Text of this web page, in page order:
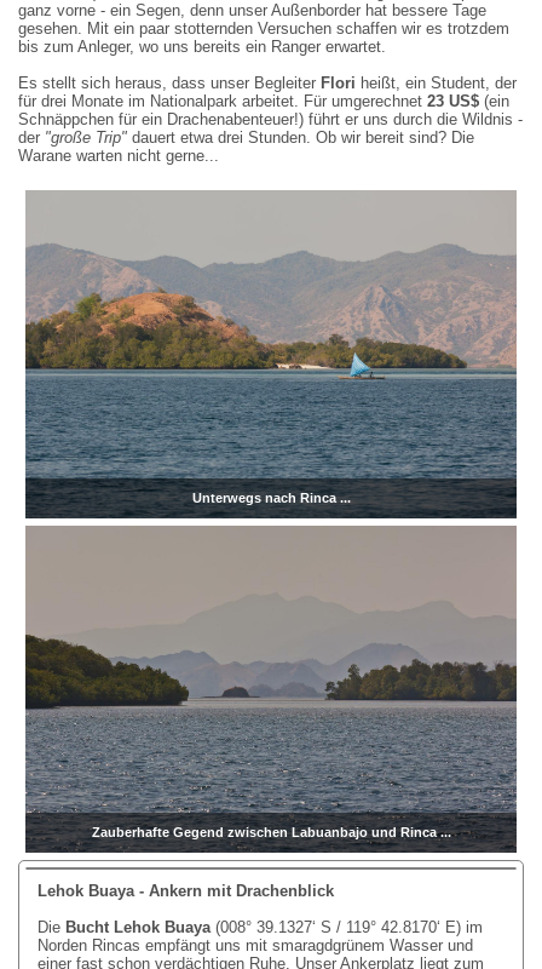
ganz vorne - ein Segen, denn unser Außenborder hat bessere Tage
gesehen. Mit ein paar stotternden Versuchen schaffen wir es trotzdem
bis zum Anleger, wo uns bereits ein Ranger erwartet.
Es stellt sich heraus, dass unser Begleiter Flori heißt, ein Student, der
für drei Monate im Nationalpark arbeitet. Für umgerechnet 23 US$ (ein
Schnäppchen für ein Drachenabenteuer!) führt er uns durch die Wildnis -
der "große Trip" dauert etwa drei Stunden. Ob wir bereit sind? Die
Warane warten nicht gerne...
Unterwegs nach Rinca ...
Zauberhafte Gegend zwischen Labuanbajo und Rinca ...
Lehok Buaya - Ankern mit Drachenblick
Die Bucht Lehok Buaya(008° 39.1327‘ S / 119° 42.8170‘ E) im
Norden Rincas empfängt uns mit smaragdgrünem Wasser und
einer fast schon verdächtigen Ruhe. Unser Ankerplatz liegt zum